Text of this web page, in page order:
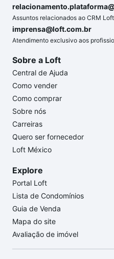
Assuntos relacionados ao CRM Loft
imprensa@loft.com.br
Atendimento exclusivo aos
Sobre a Loft
Central de Ajuda
Como vender
Como comprar
Sobre nós
Carreiras
Quero ser fornecedor
Loft México
Explore
Portal Loft
Lista de Condomínios
Guia de Venda
Mapa do site
Avaliação de imóvel